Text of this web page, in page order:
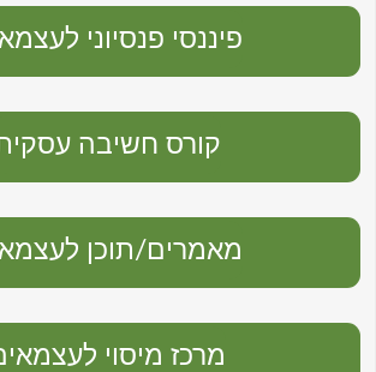
פיננסי פנסיוני
קורס חשיבה
מאמרים/תוכן
מרכז מיסוי